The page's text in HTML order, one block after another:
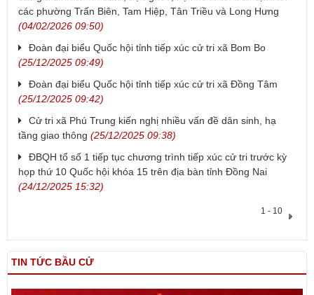
các phường Trấn Biên, Tam Hiệp, Tân Triều và Long Hưng
(04/02/2026 09:50)
Đoàn đại biểu Quốc hội tỉnh tiếp xúc cử tri xã Bom Bo
(25/12/2025 09:49)
Đoàn đại biểu Quốc hội tỉnh tiếp xúc cử tri xã Đồng Tâm
(25/12/2025 09:42)
Cử tri xã Phú Trung kiến nghị nhiều vấn đề dân sinh, hạ
tầng giao thông (25/12/2025 09:38)
ĐBQH tổ số 1 tiếp tục chương trình tiếp xúc cử tri trước kỳ
họp thứ 10 Quốc hội khóa 15 trên địa bàn tỉnh Đồng Nai
(24/12/2025 15:32)
1 - 10
TIN TỨC BẦU CỬ